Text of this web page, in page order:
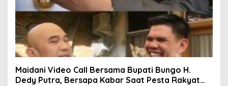
Maidani Video Call Bersama Bupati Bungo H.
Dedy Putra, Bersapa Kabar Saat Pesta Rakyat